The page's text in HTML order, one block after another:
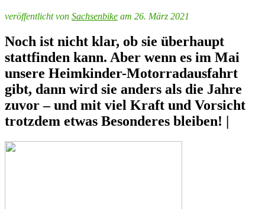
veröffentlicht von Sachsenbike am 26. März 2021
Noch ist nicht klar, ob sie überhaupt
stattfinden kann. Aber wenn es im Mai
unsere Heimkinder-Motorradausfahrt
gibt, dann wird sie anders als die Jahre
zuvor – und mit viel Kraft und Vorsicht
trotzdem etwas Besonderes bleiben! |